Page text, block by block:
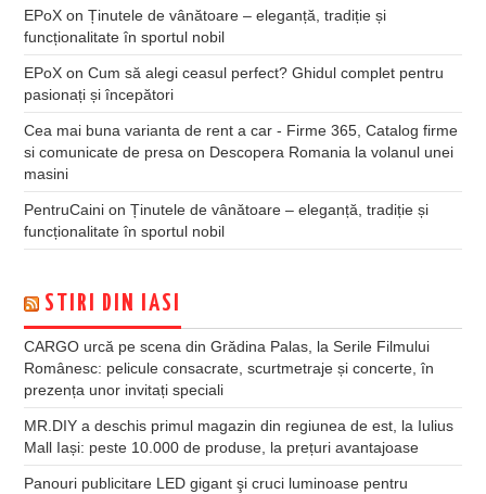
EPoX onȚinutele de vânătoare – eleganță, tradiție și
funcționalitate în sportul nobil
EPoX onCum să alegi ceasul perfect? Ghidul complet pentru
pasionați și începători
Cea mai buna varianta de rent a car - Firme 365, Catalog firme
si comunicate de presa on Descopera Romania la volanul unei
masini
PentruCaini onȚinutele de vânătoare – eleganță, tradiție și
funcționalitate în sportul nobil
STIRI DIN IASI
CARGO urcă pe scena din Grădina Palas, la Serile Filmului
Românesc: pelicule consacrate, scurtmetraje și concerte, în
prezența unor invitați speciali
MR.DIY a deschis primul magazin din regiunea de est, la Iulius
Mall Iași: peste 10.000 de produse, la prețuri avantajoase
Panouri publicitare LED gigant şi cruci luminoase pentru